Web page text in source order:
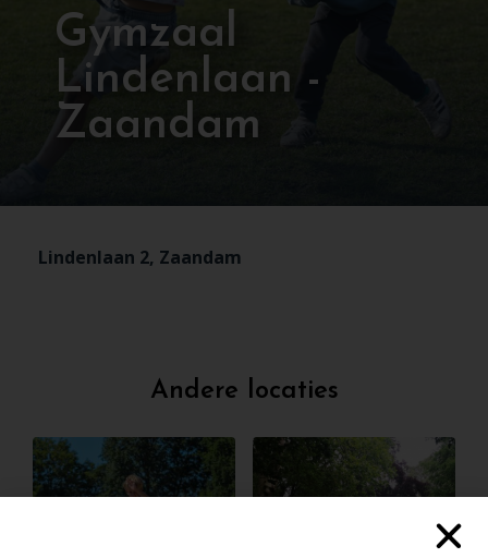
Gymzaal
Lindenlaan -
Zaandam
Lindenlaan 2, Zaandam
Andere locaties